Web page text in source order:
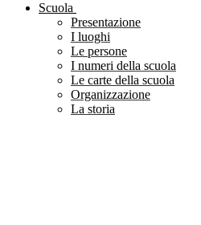
Scuola
Presentazione
I luoghi
Le persone
I numeri della scuola
Le carte della scuola
Organizzazione
La storia